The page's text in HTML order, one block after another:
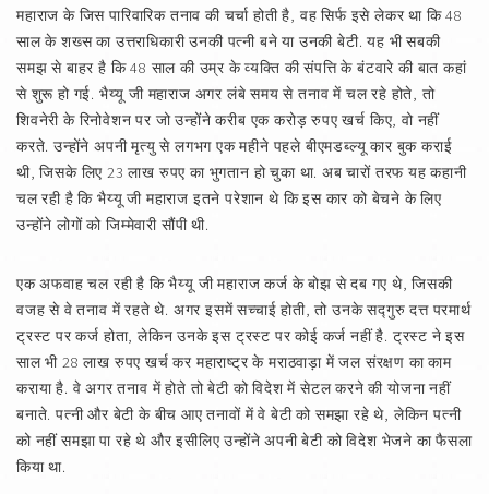
महाराज के जिस पारिवारिक तनाव की चर्चा होती है, वह सिर्फ इसे लेकर था कि 48
साल के शख्स का उत्तराधिकारी उनकी पत्नी बने या उनकी बेटी. यह भी सबकी
समझ से बाहर है कि 48 साल की उम्र के व्यक्ति की संपत्ति के बंटवारे की बात कहां
से शुरू हो गई. भैय्यू जी महाराज अगर लंबे समय से तनाव में चल रहे होते, तो
शिवनेरी के रिनोवेशन पर जो उन्होंने करीब एक करोड़ रुपए खर्च किए, वो नहीं
करते. उन्होंने अपनी मृत्यु से लगभग एक महीने पहले बीएमडब्ल्यू कार बुक कराई
थी, जिसके लिए 23 लाख रुपए का भुगतान हो चुका था. अब चारों तरफ यह कहानी
चल रही है कि भैय्यू जी महाराज इतने परेशान थे कि इस कार को बेचने के लिए
उन्होंने लोगों को जिम्मेवारी सौंपी थी.
एक अफवाह चल रही है कि भैय्यू जी महाराज कर्ज के बोझ से दब गए थे, जिसकी
वजह से वे तनाव में रहते थे. अगर इसमें सच्चाई होती, तो उनके सद्गुरु दत्त परमार्थ
ट्रस्ट पर कर्ज होता, लेकिन उनके इस ट्रस्ट पर कोई कर्ज नहीं है. ट्रस्ट ने इस
साल भी 28 लाख रुपए खर्च कर महाराष्ट्र के मराठवाड़ा में जल संरक्षण का काम
कराया है. वे अगर तनाव में होते तो बेटी को विदेश में सेटल करने की योजना नहीं
बनाते. पत्नी और बेटी के बीच आए तनावों में वे बेटी को समझा रहे थे, लेकिन पत्नी
को नहीं समझा पा रहे थे और इसीलिए उन्होंने अपनी बेटी को विदेश भेजने का फैसला
किया था.